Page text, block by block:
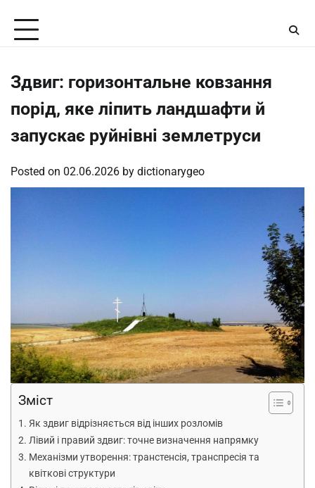
content
Здвиг: горизонтальне ковзання
порід, яке ліпить ландшафти й
запускає руйнівні землетруси
Posted on 02.06.2026 by dictionarygeo
Зміст
Як здвиг відрізняється від інших розломів
Лівий і правий здвиг: точне визначення напрямку
Механізми утворення: транстенсія, транспресія та
квіткові структури